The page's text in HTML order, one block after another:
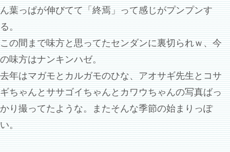
ん葉っぱが伸びてて「終焉」って感じがプンプンす
る。
この間まで味方と思ってたセンダンに裏切られｗ、今
の味方はナンキンハゼ。
去年はマガモとカルガモのひな、アオサギ先生とコサ
ギちゃんとササゴイちゃんとカワウちゃんの写真ばっ
かり撮ってたような。またそんな季節の始まりっぽ
い。